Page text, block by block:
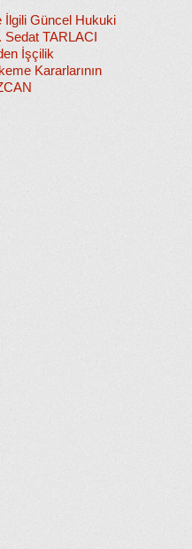
İlgili Güncel Hukuki
TARLACI
İşçilik
Kararlarının